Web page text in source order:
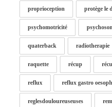
proprioception protège le
psychomotricité
quaterback radiotherapie
raquette récup
reflux reflux gastro
reglesdouloureuseuses